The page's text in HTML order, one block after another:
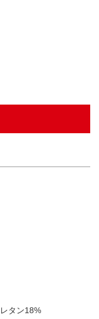
タン18%